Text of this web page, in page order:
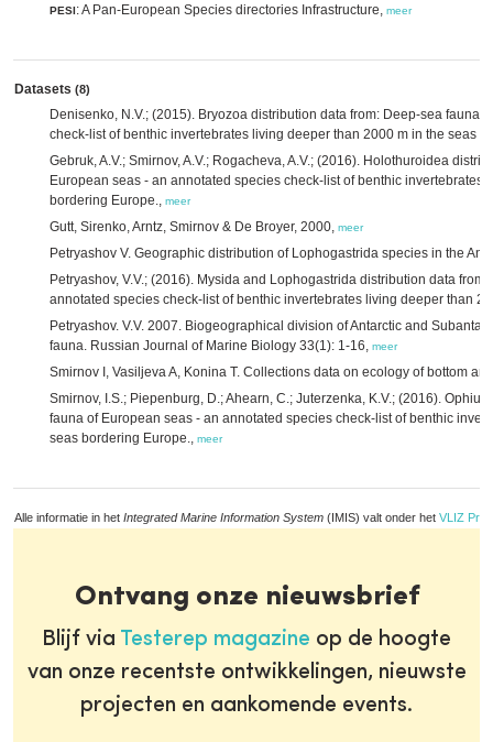
PESI: A Pan-European Species directories Infrastructure, meer
Datasets (8)
Denisenko, N.V.; (2015). Bryozoa distribution data from: Deep-sea fauna
check-list of benthic invertebrates living deeper than 2000 m in the seas
Gebruk, A.V.; Smirnov, A.V.; Rogacheva, A.V.; (2016). Holothuroidea
European seas - an annotated species check-list of benthic invertebrates
bordering Europe., meer
Gutt, Sirenko, Arntz, Smirnov & De Broyer, 2000, meer
Petryashov V. Geographic distribution of Lophogastrida species in the
Petryashov, V.V.; (2016). Mysida and Lophogastrida distribution data
annotated species check-list of benthic invertebrates living deeper than
Petryashov. V.V. 2007. Biogeographical division of Antarctic and
fauna. Russian Journal of Marine Biology 33(1): 1-16, meer
Smirnov I, Vasiljeva A, Konina T. Collections data on ecology of bottom
Smirnov, I.S.; Piepenburg, D.; Ahearn, C.; Juterzenka, K.V.; (2016).
fauna of European seas - an annotated species check-list of benthic
seas bordering Europe., meer
Alle informatie in het Integrated Marine Information System (IMIS) valt onder het VLIZ
Ontvang onze nieuwsbrief
Blijf via Testerep magazine op de hoogte
van onze recentste ontwikkelingen, nieuwste
projecten en aankomende events.